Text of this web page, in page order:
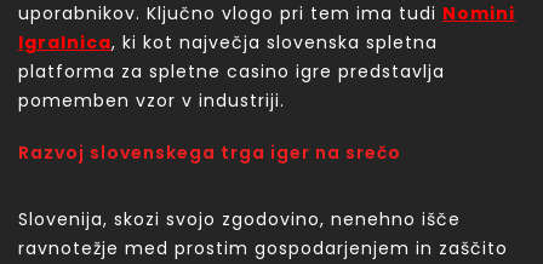
uporabnikov. Ključno vlogo pri tem ima tudi Nomini
Igralnica, ki kot največja slovenska spletna
platforma za spletne casino igre predstavlja
pomemben vzor v industriji.
Razvoj slovenskega trga iger na srečo
Slovenija, skozi svojo zgodovino, nenehno išče
ravnotežje med prostim gospodarjenjem in zaščito